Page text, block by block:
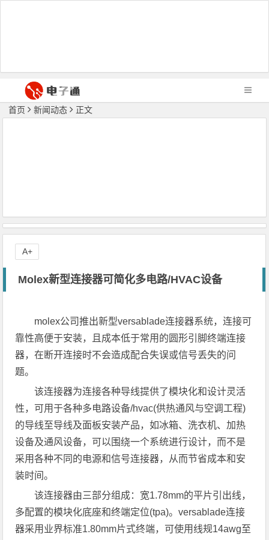
首页 新闻动态 正文
Molex新型连接器可简化多电路/HVAC设备
molex公司推出新型versablade连接器系统，连接可
靠性高便于安装，且成本低于常用的圆形引脚终端连接
器，在断开连接时不会造成配合失误或信号丢失的问
题。
该连接器为连接各种导线提供了模块化和设计灵活
性，可用于各种多电路设备/hvac(供热通风与空调工程)
的导线至导线及面板安装产品，如冰箱、洗衣机、加热
设备及通风设备，可以围绕一个系统进行设计，而不是
采用各种不同的电源和信号连接器，从而节省成本和安
装时间。
该连接器由三部分组成：宽1.78mm的平片引出线，
多配置的模块化底座和终端定位(tpa)。versablade连接
器采用业界标准1.80mm片式终端，可使用线规14awg至
A+